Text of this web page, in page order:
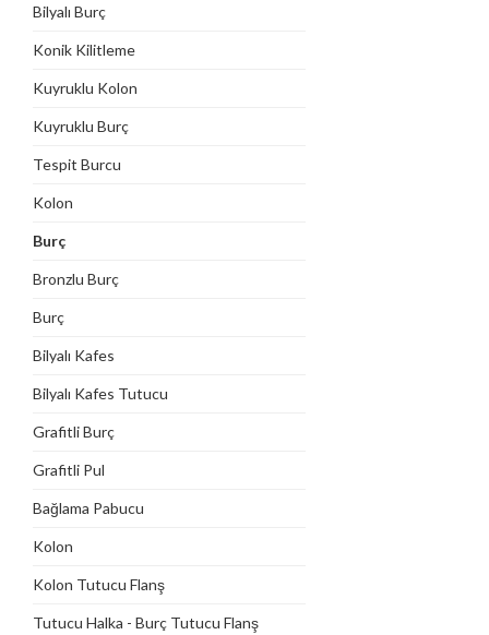
Bilyalı Burç
Konik Kilitleme
Kuyruklu Kolon
Kuyruklu Burç
Tespit Burcu
Kolon
Burç
Bronzlu Burç
Burç
Bilyalı Kafes
Bilyalı Kafes Tutucu
Grafitli Burç
Grafitli Pul
Bağlama Pabucu
Kolon
Kolon Tutucu Flanş
Tutucu Halka - Burç Tutucu Flanş